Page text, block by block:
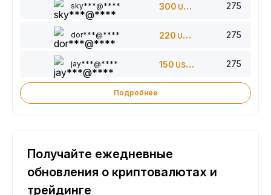
sky***@**** 300 USDT 275
dor***@**** 220 USDT 275
jay***@**** 150 USDT 275
Подробнее
Получайте ежедневные
обновления о криптовалютах и
трейдинге